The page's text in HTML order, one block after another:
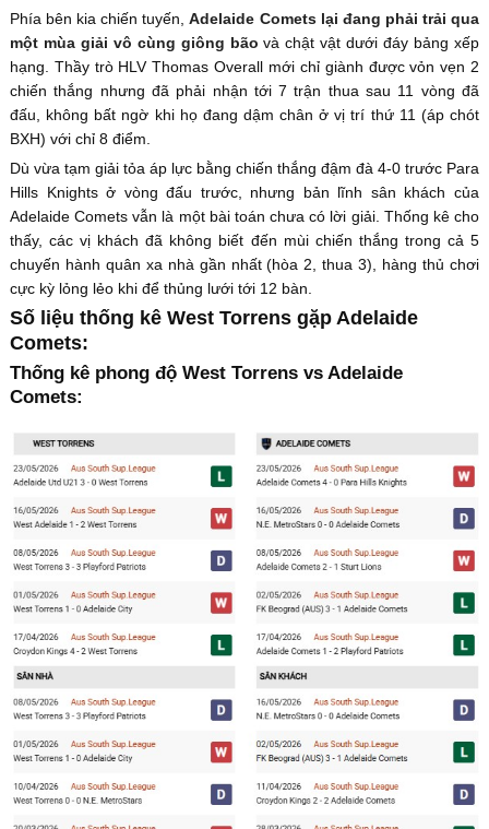
Phía bên kia chiến tuyến,Adelaide Comets lại đang phải trải qua
một mùa giải vô cùng giông bão và chật vật dưới đáy bảng xếp
hạng. Thầy trò HLV Thomas Overall mới chỉ giành được vỏn vẹn 2
chiến thắng nhưng đã phải nhận tới 7 trận thua sau 11 vòng đã
đấu, không bất ngờ khi họ đang dậm chân ở vị trí thứ 11 (áp chót
BXH) với chỉ 8 điểm.
Dù vừa tạm giải tỏa áp lực bằng chiến thắng đậm đà 4-0 trước Para
Hills Knights ở vòng đấu trước, nhưng bản lĩnh sân khách của
Adelaide Comets vẫn là một bài toán chưa có lời giải. Thống kê cho
thấy, các vị khách đã không biết đến mùi chiến thắng trong cả 5
chuyến hành quân xa nhà gần nhất (hòa 2, thua 3), hàng thủ chơi
cực kỳ lỏng lẻo khi để thủng lưới tới 12 bàn.
Số liệu thống kê West Torrens gặp Adelaide
Comets:
Thống kê phong độ West Torrens vs Adelaide
Comets: